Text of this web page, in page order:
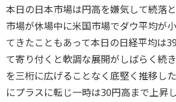
本日の日本市場は円高を嫌気して続落
市場が休場中に米国市場でダウ平均が
てきたこともあって本日の日経平均は
て寄り付くと軟調な展開がしばらく続
を三桁に広げることなく底堅く推移し
にプラスに転じ一時は30円高まで上昇